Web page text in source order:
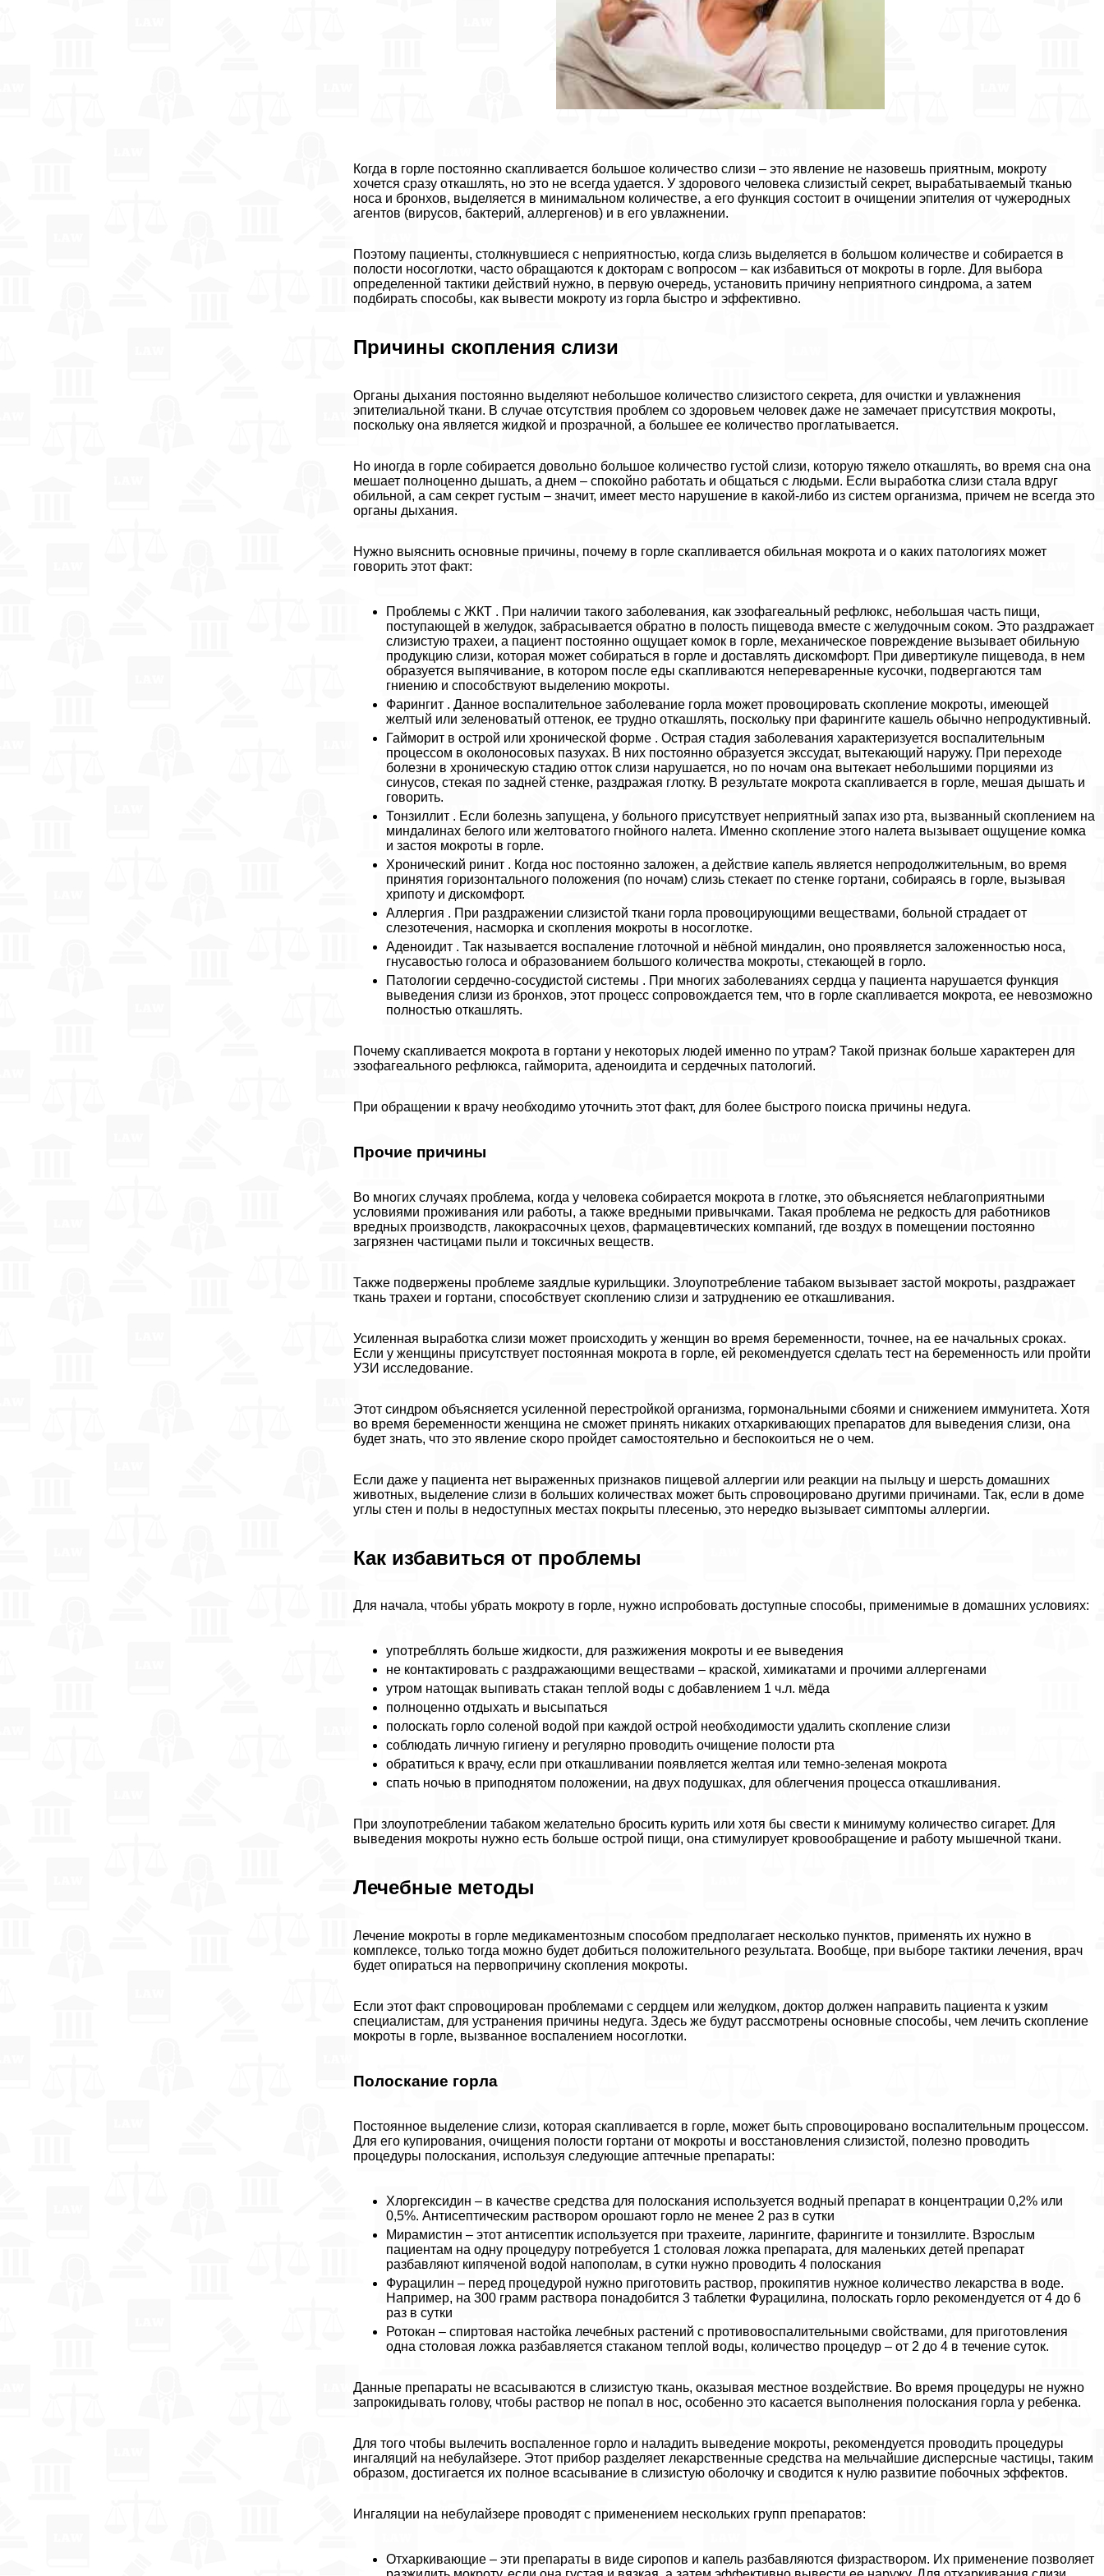
Когда в горле постоянно скапливается большое количество слизи – это явление не назовешь приятным, мокроту
хочется сразу откашлять, но это не всегда удается. У здорового человека слизистый секрет, выpaбатываемый тканью
носа и бронхов, выделяется в минимальном количестве, а его функция состоит в очищении эпителия от чужеродных
агентов (вирусов, бактерий, аллергенов) и в его увлажнении.
Поэтому пациенты, столкнувшиеся с неприятностью, когда слизь выделяется в большом количестве и собирается в
полости носоглотки, часто обращаются к докторам с вопросом – как избавиться от мокроты в горле. Для выбора
определенной тактики действий нужно, в первую очередь, установить причину неприятного синдрома, а затем
подбирать способы, как вывести мокроту из горла быстро и эффективно.
Причины скопления слизи
Органы дыхания постоянно выделяют небольшое количество слизистого секрета, для очистки и увлажнения
эпителиальной ткани. В случае отсутствия проблем со здоровьем человек даже не замечает присутствия мокроты,
поскольку она является жидкой и прозрачной, а большее ее количество проглатывается.
Но иногда в горле собирается довольно большое количество густой слизи, которую тяжело откашлять, во время сна она
мешает полноценно дышать, а днем – спокойно работать и общаться с людьми. Если выработка слизи стала вдруг
обильной, а сам секрет густым – значит, имеет место нарушение в какой-либо из систем организма, причем не всегда это
органы дыхания.
Нужно выяснить основные причины, почему в горле скапливается обильная мокрота и о каких патологиях может
говорить этот факт:
Проблемы с ЖКТ . При наличии такого заболевания, как эзофагеальный рефлюкс, небольшая часть пищи,
поступающей в желудок, забрасывается обратно в полость пищевода вместе с желудочным соком. Это раздражает
слизистую трахеи, а пациент постоянно ощущает комок в горле, механическое повреждение вызывает обильную
продукцию слизи, которая может собираться в горле и доставлять дискомфорт. При дивертикуле пищевода, в нем
образуется выпячивание, в котором после еды скапливаются непереваренные кусочки, подвергаются там
гниению и способствуют выделению мокроты.
Фарингит . Данное воспалительное заболевание горла может провоцировать скопление мокроты, имеющей
желтый или зеленоватый оттенок, ее трудно откашлять, поскольку при фарингите кашель обычно непродуктивный.
Гайморит в острой или хронической форме . Острая стадия заболевания хаpaктеризуется воспалительным
процессом в околоносовых пазухах. В них постоянно образуется экссудат, вытекающий наружу. При переходе
болезни в хроническую стадию отток слизи нарушается, но по ночам она вытекает небольшими порциями из
синусов, стекая по задней стенке, раздражая глотку. В результате мокрота скапливается в горле, мешая дышать и
говорить.
Тонзиллит . Если болезнь запущена, у больного присутствует неприятный запах изо рта, вызванный скоплением на
миндалинах белого или желтоватого гнойного налета. Именно скопление этого налета вызывает ощущение комка
и застоя мокроты в горле.
Хронический ринит . Когда нос постоянно заложен, а действие капель является непродолжительным, во время
принятия горизонтального положения (по ночам) слизь стекает по стенке гортани, собираясь в горле, вызывая
хрипоту и дискомфорт.
Аллергия . При раздражении слизистой ткани горла провоцирующими веществами, больной страдает от
слезотечения, насморка и скопления мокроты в носоглотке.
Аденоидит . Так называется воспаление глоточной и нёбной миндалин, оно проявляется заложенностью носа,
гнусавостью голоса и образованием большого количества мокроты, стекающей в горло.
Патологии сердечно-сосудистой системы . При многих заболеваниях сердца у пациента нарушается функция
выведения слизи из бронхов, этот процесс сопровождается тем, что в горле скапливается мокрота, ее невозможно
полностью откашлять.
Почему скапливается мокрота в гортани у некоторых людей именно по утрам? Такой признак больше хаpaктерен для
эзофагеального рефлюкса, гайморита, аденоидита и сердечных патологий.
При обращении к врачу необходимо уточнить этот факт, для более быстрого поиска причины недуга.
Прочие причины
Во многих случаях проблема, когда у человека собирается мокрота в глотке, это объясняется нeблагоприятными
условиями проживания или работы, а также вредными привычками. Такая проблема не редкость для работников
вредных производств, лакокрасочных цехов, фармацевтических компаний, где воздух в помещении постоянно
загрязнен частицами пыли и токсичных веществ.
Также подвержены проблеме заядлые курильщики. Злоупотрeбление табаком вызывает застой мокроты, раздражает
ткань трахеи и гортани, способствует скоплению слизи и затруднению ее откашливания.
Усиленная выработка слизи может происходить у женщин во время беременности, точнее, на ее начальных сроках.
Если у женщины присутствует постоянная мокрота в горле, ей рекомендуется сделать тест на беременность или пройти
УЗИ исследование.
Этот синдром объясняется усиленной перестройкой организма, гормональными сбоями и снижением иммунитета. Хотя
во время беременности женщина не сможет принять никаких отхаркивающих препаратов для выведения слизи, она
будет знать, что это явление скоро пройдет самостоятельно и беспокоиться не о чем.
Если даже у пациента нет выраженных признаков пищевой аллергии или реакции на пыльцу и шерсть домашних
животных, выделение слизи в больших количествах может быть спровоцировано другими причинами. Так, если в доме
углы стен и полы в недоступных местах покрыты плесенью, это нередко вызывает симптомы аллергии.
Как избавиться от проблемы
Для начала, чтобы убрать мокроту в горле, нужно испробовать доступные способы, применимые в домашних условиях:
употрeбллять больше жидкости, для разжижения мокроты и ее выведения
не контактировать с раздражающими веществами – краской, химикатами и прочими аллергенами
утром натощак выпивать стакан теплой воды с добавлением 1 ч.л. мёда
полноценно отдыхать и высыпаться
полоскать горло соленой водой при каждой острой необходимости удалить скопление слизи
соблюдать личную гигиену и регулярно проводить очищение полости рта
обратиться к врачу, если при откашливании появляется желтая или темно-зеленая мокрота
спать ночью в приподнятом положении, на двух подушках, для облегчения процесса откашливания.
При злоупотрeблении табаком желательно бросить курить или хотя бы свести к минимуму количество сигарет. Для
выведения мокроты нужно есть больше острой пищи, она стимулирует кровообращение и работу мышечной ткани.
Лечебные методы
Лечение мокроты в горле медикаментозным способом предполагает несколько пунктов, применять их нужно в
комплексе, только тогда можно будет добиться положительного результата. Вообще, при выборе тактики лечения, врач
будет опираться на первопричину скопления мокроты.
Если этот факт спровоцирован проблемами с сердцем или желудком, доктор должен направить пациента к узким
специалистам, для устранения причины недуга. Здесь же будут рассмотрены основные способы, чем лечить скопление
мокроты в горле, вызванное воспалением носоглотки.
Полоскание горла
Постоянное выделение слизи, которая скапливается в горле, может быть спровоцировано воспалительным процессом.
Для его купирования, очищения полости гортани от мокроты и восстановления слизистой, полезно проводить
процедуры полоскания, используя следующие аптечные препараты:
Хлоргексидин – в качестве средства для полоскания используется водный препарат в концентрации 0,2% или
0,5%. Антисептическим раствором орошают горло не менее 2 раз в сутки
Мирамистин – этот антисептик используется при трахеите, ларингите, фарингите и тонзиллите. Взрослым
пациентам на одну процедуру потребуется 1 столовая ложка препарата, для маленьких детей препарат
разбавляют кипяченой водой напополам, в сутки нужно проводить 4 полоскания
Фурацилин – перед процедурой нужно приготовить раствор, прокипятив нужное количество лекарства в воде.
Например, на 300 грамм раствора понадобится 3 таблетки Фурацилина, полоскать горло рекомендуется от 4 до 6
раз в сутки
Ротокан – спиртовая настойка лечебных растений с противовоспалительными свойствами, для приготовления
одна столовая ложка разбавляется стаканом теплой воды, количество процедур – от 2 до 4 в течение суток.
Данные препараты не всасываются в слизистую ткань, оказывая местное воздействие. Во время процедуры не нужно
запрокидывать голову, чтобы раствор не попал в нос, особенно это касается выполнения полоскания горла у ребенка.
Для того чтобы вылечить воспаленное горло и наладить выведение мокроты, рекомендуется проводить процедуры
ингаляций на небулайзере. Этот прибор разделяет лекарственные средства на мельчайшие дисперсные частицы, таким
образом, достигается их полное всасывание в слизистую оболочку и сводится к нулю развитие побочных эффектов.
Ингаляции на небулайзере проводят с применением нескольких групп препаратов:
Отхаркивающие – эти препараты в виде сиропов и капель разбавляются физраствором. Их применение позволяет